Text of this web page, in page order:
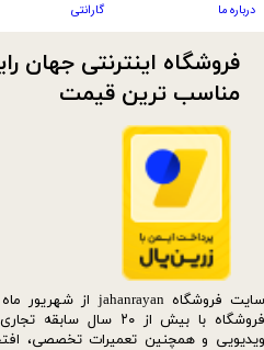
فروشگاه با بیش از ۲۰
ویدیویی و همچنین تعمیرات تخصصی،
فروشگاه اینترنتی جهان
مناسب ترین قیمت​​​​​​​
درباره ما گارانتی